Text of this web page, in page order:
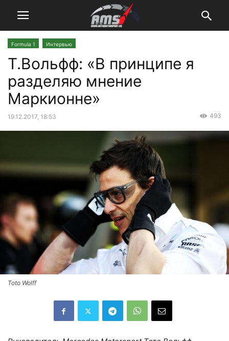
Formula 1 Интервью
Т.Вольфф: «В принципе я
разделяю мнение
Маркионне»
19.12.2017, 18:53 493
Toto Wolff